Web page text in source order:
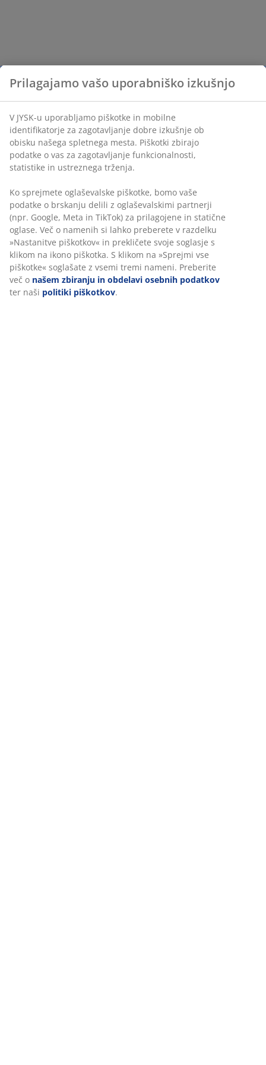
Prilagajamo vašo uporabniško izkušnjo
V JYSK-u uporabljamo piškotke in mobilne
identifikatorje za zagotavljanje dobre izkušnje ob
obisku našega spletnega mesta. Piškotki zbirajo
podatke o vas za zagotavljanje funkcionalnosti,
statistike in ustreznega trženja.
Ko sprejmete oglaševalske piškotke, bomo vaše
podatke o brskanju delili z oglaševalskimi partnerji
(npr. Google, Meta in TikTok) za prilagojene in statične
oglase. Več o namenih si lahko preberete v razdelku
»Nastanitve piškotkov« in prekličete svoje soglasje s
klikom na ikono piškotka. S klikom na »Sprejmi vse
piškotke« soglašate z vsemi tremi nameni. Preberite
več o našem zbiranju in obdelavi osebnih podatkov
ter naši politiki piškotkov.